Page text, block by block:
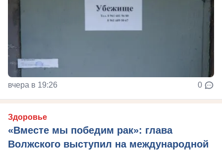
вчера в 19:26 0
Здоровье
«Вместе мы победим рак»: глава
Волжского выступил на международной